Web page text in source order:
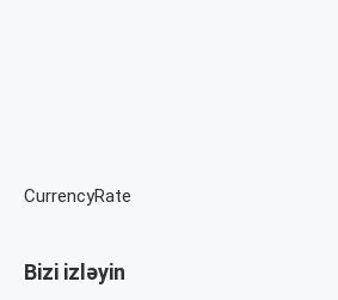
CurrencyRate
Bizi izləyin